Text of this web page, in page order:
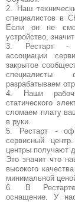
2. Наш
специалистов в
Если он не
устройство,
3. Рестарт -
ассоциации
закрытое
разрабатываем
4. Наши
статического
сломаем плату
в руки.
5. Рестарт -
сервисный
центры получают
Это значит что
высокого
минимальной
6. В Рестарте
оснащение. У